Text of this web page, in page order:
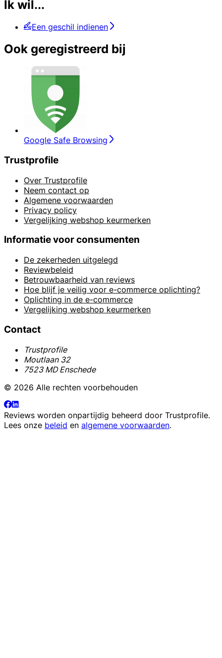
Ik wil...
Een geschil indienen
Ook geregistreerd bij
Google Safe Browsing
Trustprofile
Over Trustprofile
Neem contact op
Algemene voorwaarden
Privacy policy
Vergelijking webshop keurmerken
Informatie voor consumenten
De zekerheden uitgelegd
Reviewbeleid
Betrouwbaarheid van reviews
Hoe blijf je veilig voor e-commerce oplichting?
Oplichting in de e-commerce
Vergelijking webshop keurmerken
Contact
Trustprofile
Moutlaan 32
7523 MD Enschede
© 2026 Alle rechten voorbehouden
Reviews worden onpartijdig beheerd door Trustprofile.
Lees onze beleid en algemene voorwaarden.